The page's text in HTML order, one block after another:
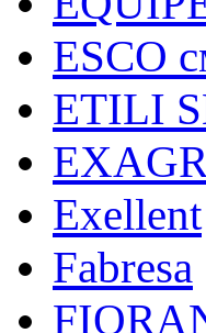
ESCO
ETILI
Exellent
Fabresa